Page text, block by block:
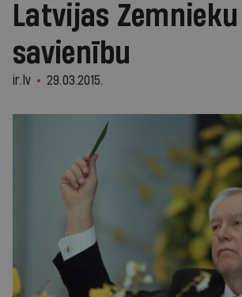
Latvijas Zemnieku
savienību
ir.lv 29.03.2015.